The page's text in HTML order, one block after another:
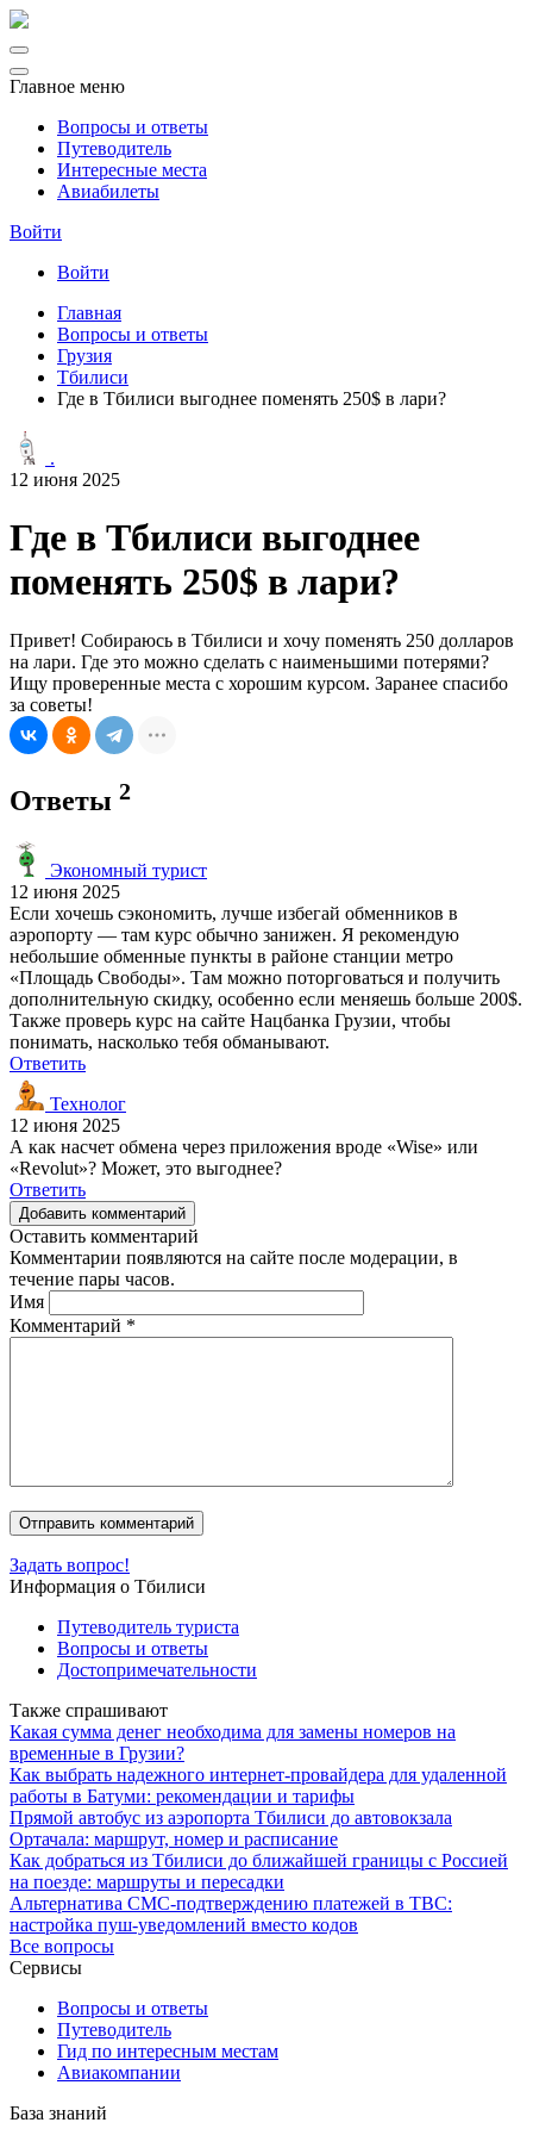
Главное меню
Вопросы и ответы
Путеводитель
Интересные места
Авиабилеты
Войти
Войти
Главная
Вопросы и ответы
Грузия
Тбилиси
Где в Тбилиси выгоднее поменять 250$ в лари?
.
12 июня 2025
Где в Тбилиси выгоднее
поменять 250$ в лари?
Привет! Собираюсь в Тбилиси и хочу поменять 250 долларов
на лари. Где это можно сделать с наименьшими потерями?
Ищу проверенные места с хорошим курсом. Заранее спасибо
за советы!
Ответы 2
Экономный турист
12 июня 2025
Если хочешь сэкономить, лучше избегай обменников в
аэропорту — там курс обычно занижен. Я рекомендую
небольшие обменные пункты в районе станции метро
«Площадь Свободы». Там можно поторговаться и получить
дополнительную скидку, особенно если меняешь больше 200$.
Также проверь курс на сайте Нацбанка Грузии, чтобы
понимать, насколько тебя обманывают.
Ответить
Технолог
12 июня 2025
А как насчет обмена через приложения вроде «Wise» или
«Revolut»? Может, это выгоднее?
Ответить
Добавить комментарий
Оставить комментарий
Комментарии появляются на сайте после модерации, в
течение пары часов.
Имя
Комментарий *
Задать вопрос!
Информация о Тбилиси
Путеводитель туриста
Вопросы и ответы
Достопримечательности
Также спрашивают
Какая сумма денег необходима для замены номеров на
временные в Грузии?
Как выбрать надежного интернет-провайдера для удаленной
работы в Батуми: рекомендации и тарифы
Прямой автобус из аэропорта Тбилиси до автовокзала
Ортачала: маршрут, номер и расписание
Как добраться из Тбилиси до ближайшей границы с Россией
на поезде: маршруты и пересадки
Альтернатива СМС-подтверждению платежей в TBC:
настройка пуш-уведомлений вместо кодов
Все вопросы
Сервисы
Вопросы и ответы
Путеводитель
Гид по интересным местам
Авиакомпании
База знаний